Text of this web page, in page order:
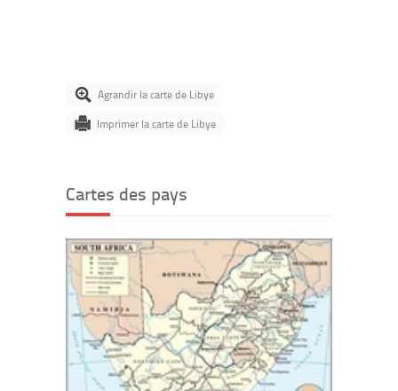
Agrandir la carte de Libye
Imprimer la carte de Libye
Cartes des pays